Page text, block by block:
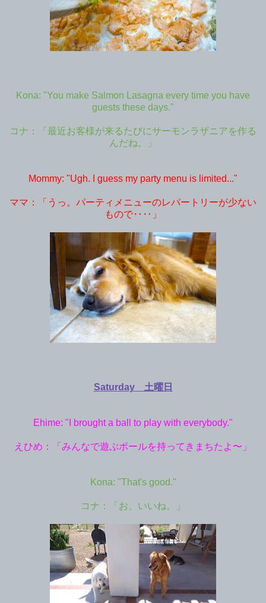
Kona: "You make Salmon Lasagna every time you have
guests these days."
コナ：「最近お客様が来るたびにサーモンラザニアを作る
んだね。」
Mommy: "Ugh. I guess my party menu is limited..."
ママ：「うっ。パーティメニューのレパートリーが少ない
もので‥‥」
Saturday 土曜日
Ehime: "I brought a ball to play with everybody."
えひめ：「みんなで遊ぶボールを持ってきまちたよ〜」
Kona: "That's good."
コナ：「お、いいね。」